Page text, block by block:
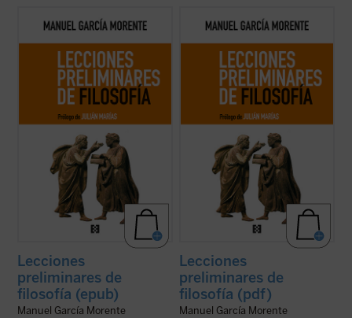
Los lectores y estudiosos de estas
lecciones cuentan con un recorrido que los
humanidad ha llegado hasta aquí. Nacidas
de un curso impartido por el autor en 1937
en la universidad argentina de ...(ver ficha)
Lecciones
preliminares de
filosofía (epub)
Manuel García Morente
Los lectores y estudiosos de estas
lecciones cuentan con un recorrido que los
humanidad ha llegado hasta aquí. Nacidas
de un curso impartido por el autor en 1937
en la universidad argentina de ...(ver ficha)
Lecciones
preliminares de
filosofía (pdf)
Manuel García Morente